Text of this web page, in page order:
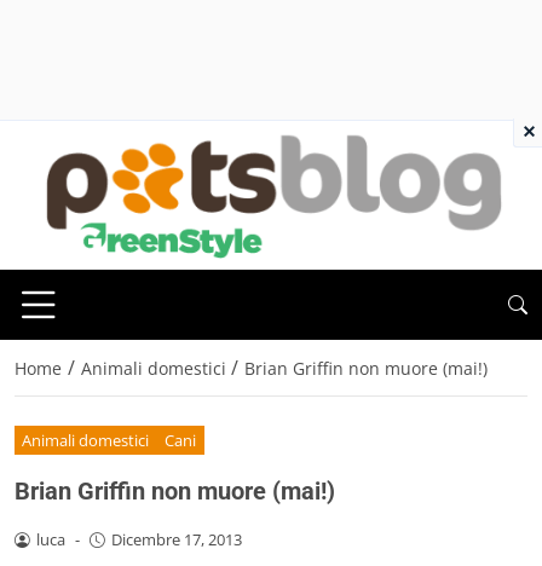
Home / Animali domestici / Brian Griffin non muore (mai!)
Animali domestici Cani
Brian Griffin non muore (mai!)
luca - Dicembre 17, 2013
×